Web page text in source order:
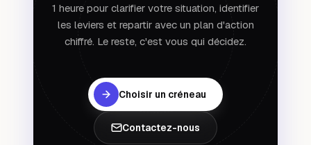
1 heure pour clarifier votre situation, identifier
les leviers et repartir avec un plan d'action
chiffré. Le reste, c'est vous qui décidez.
Choisir un créneau
Contactez-nous